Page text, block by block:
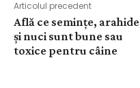
Articolul precedent
Află ce semințe, arahide
și nuci sunt bune sau
toxice pentru câine